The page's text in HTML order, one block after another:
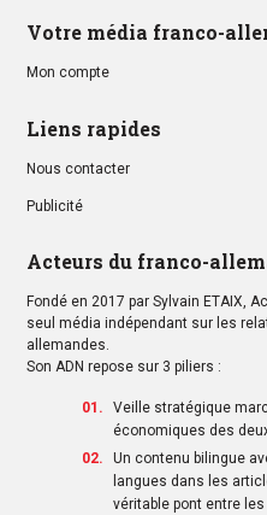
Votre média franco-
Mon compte
Liens rapides
Nous contacter
Publicité
Acteurs du franco-
Fondé en 2017 par Sylvain ETAIX,
seul média indépendant sur les
allemandes.
Son ADN repose sur 3 piliers :
Veille stratégique
économiques des
Un contenu bilingue
langues dans les
véritable pont entre